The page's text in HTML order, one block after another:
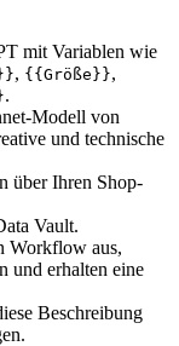
mit Variablen wie
, {{Größe}},
.
Modell von
und technische
über Ihren Shop-
Vault.
Workflow aus,
und erhalten eine
Beschreibung